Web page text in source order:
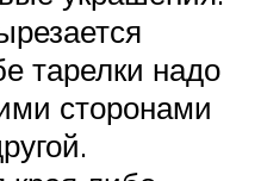
тарелки надо
сторонами